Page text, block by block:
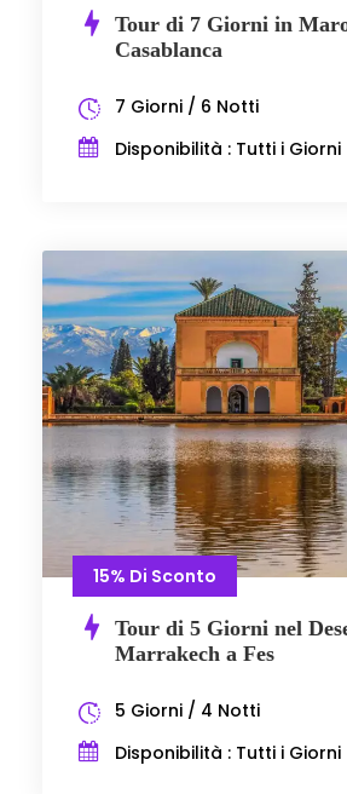
Tour di 7 Giorni in
Casablanca
7 Giorni / 6 Notti
Disponibilità : Tutti i Giorni
15% Di Sconto
Tour di 5 Giorni nel
Marrakech a Fes
5 Giorni / 4 Notti
Disponibilità : Tutti i Giorni